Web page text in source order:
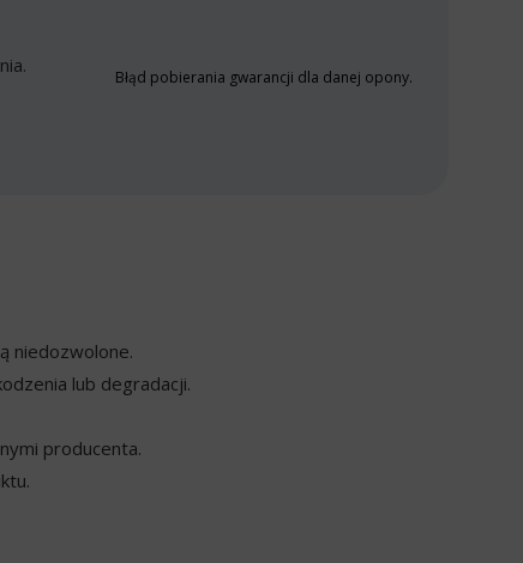
Błąd pobierania gwarancji dla danej opony.
niedozwolone.
lub degradacji.
producenta.